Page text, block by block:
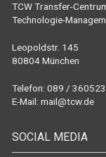
TCW Transfer-
Technologie-
Leopoldstr. 145
80804 München
Telefon: 089 /
E-Mail: mail@tcw.de
SOCIAL MEDIA